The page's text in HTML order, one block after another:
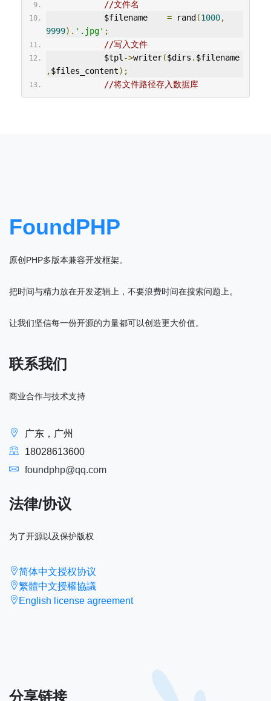
//文件名
            $filename
= rand (1000,
9999). '.jpg' ;
//写入文件
            $tpl
->writer($dirs . $filename
,$files_content);
//将文件路径存入数据库
FoundPHP
原创PHP多版本兼容开发框架。
把时间与精力放在开发逻辑上，不要浪费时间在搜索问题上。
让我们坚信每一份开源的力量都可以创造更大价值。
联系我们
商业合作与技术支持
广东，广州
18028613600
foundphp@qq.com
法律/协议
为了开源以及保护版权
简体中文授权协议
繁體中文授權協議
English license agreement
分享链接